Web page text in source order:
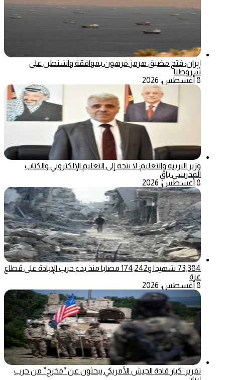
إيران: فتح مضيق هرمز مرهون بموافقة واشنطن على
شروطنا
8 أغسطس، 2026
وزير التربية والتعليم: لا نتجه إلى التعليم الإلكتروني والكتاب
المدرسي باقٍ
8 أغسطس، 2026
73,384 شهيدا و174,242 مصابا منذ بدء حرب الإبادة على قطاع
غزة
8 أغسطس، 2026
تقرير: كبار قادة الجيش الأمريكي يبحثون عن “مخرج” من حرب